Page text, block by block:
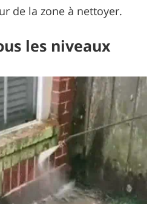
de la zone à nettoyer.
les niveaux